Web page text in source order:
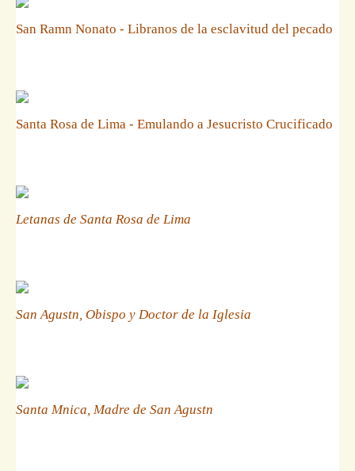
San Ramn Nonato - Libranos de la esclavitud del pecado
Santa Rosa de Lima - Emulando a Jesucristo Crucificado
Letanas de Santa Rosa de Lima
San Agustn, Obispo y Doctor de la Iglesia
Santa Mnica, Madre de San Agustn